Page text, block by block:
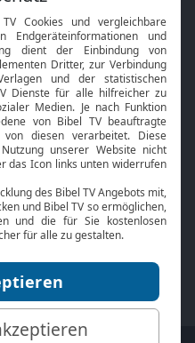
Smart TV
HbbTV
Bibelthek Online-Bibel
Nächster Gottesdienst
Service
Kontakt
TV-Empfang